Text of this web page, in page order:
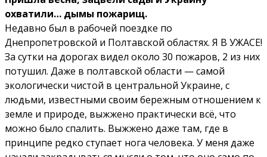
охватили… дымы пожарищ.
Недавно был в рабочей поездке по
Днепропетровской и Полтавской областях. Я В УЖАСЕ!
За сутки на дорогах видел около 30 пожаров, 2 из них
потушил. Даже в полтавской области — самой
экологически чистой в центральной Украине, с
людьми, известными своим бережным отношением к
земле и природе, выжжено практически всё, что
можно было спалить. Выжжено даже там, где в
принципе редко ступает нога человека. У меня даже